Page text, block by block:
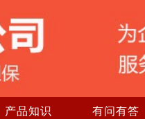
产品知识 有问有答